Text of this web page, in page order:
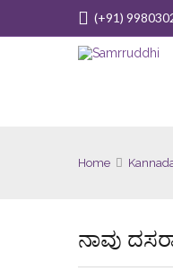
(+91)
Home
ನಾವು